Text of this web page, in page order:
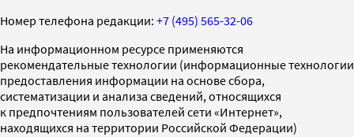
Номер телефона редакции: +7 (495) 565-32-06
На информационном ресурсе применяются
рекомендательные технологии (информационные технологии
предоставления информации на основе сбора,
систематизации и анализа сведений, относящихся
к предпочтениям пользователей сети «Интернет»,
находящихся на территории Российской Федерации)